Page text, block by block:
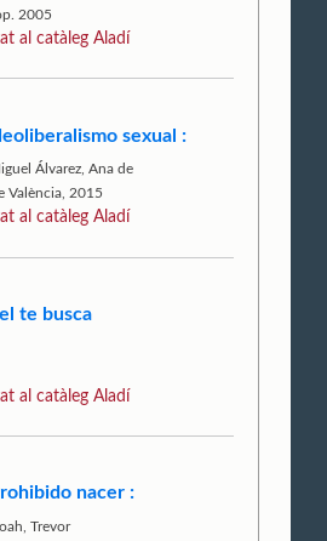
2005
al catàleg Aladí
sexual :
Álvarez, Ana de
València, 2015
al catàleg Aladí
te busca
al catàleg Aladí
nacer :
Trevor